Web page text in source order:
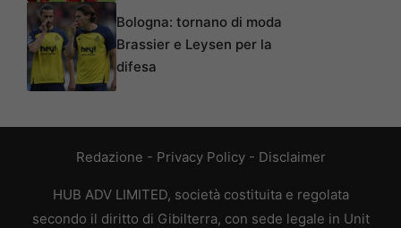
Bologna: tornano di moda
Brassier e Leysen per la
difesa
Redazione - Privacy Policy- Disclaimer
HUB ADV LIMITED, società costituita e regolata
secondo il diritto di Gibilterra, con sede legale in Unit